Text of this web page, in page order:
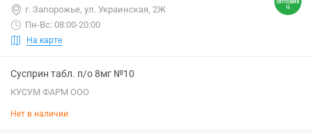
г. Запорожье, ул. Украинская, 2Ж
Пн-Вс: 08:00-20:00
На карте
Сусприн табл. п/о 8мг №10
КУСУМ ФАРМ ООО
Нет в наличии